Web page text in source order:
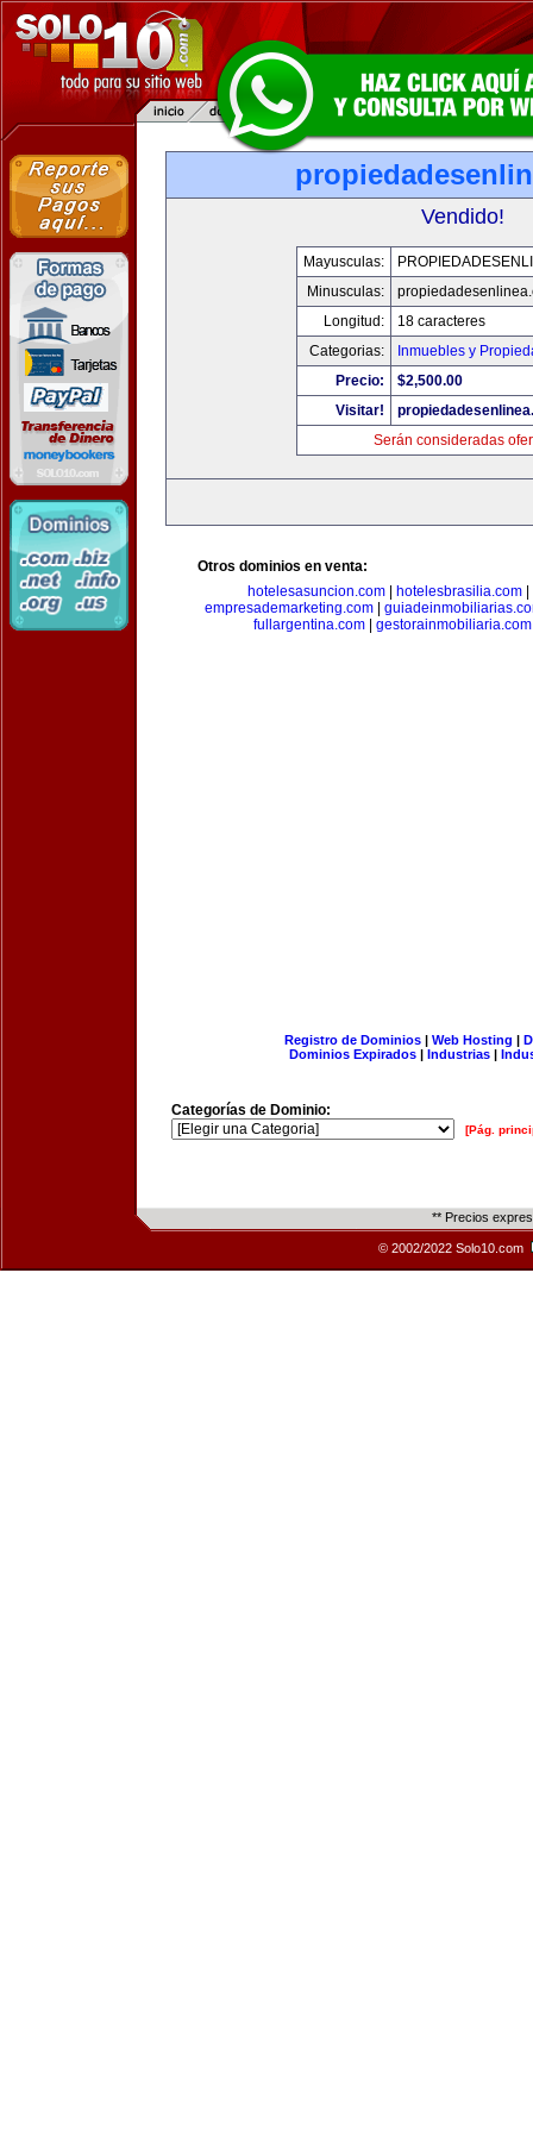
Vendido!
Mayusculas:
Minusculas:
Longitud:
18 caracteres
Categorias:
Inmuebles y
Precio:
$2,500.00
Visitar!
Serán consideradas
Otros dominios en venta:
hotelesasuncion.com| hotelesbrasilia.com|
empresademarketing.com|
fullargentina.com
gestorainmobiliaria.com
Registro de Dominios| Web Hosting |
Dominios Expirados | Industrias |
Categorías de Dominio:
[Pág.
** Precios
© 2002/2022 Solo10.com